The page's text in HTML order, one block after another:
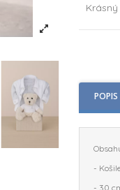
POPIS
-
- 30